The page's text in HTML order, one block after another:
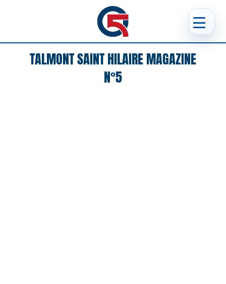
TALMONT SAINT HILAIRE MAGAZINE
N°5